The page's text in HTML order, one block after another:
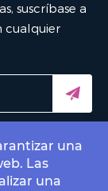
suscríbase a
cualquier
All rights
una
Las
una